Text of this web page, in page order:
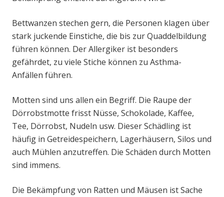
Bettwanzen stechen gern, die Personen klagen über
stark juckende Einstiche, die bis zur Quaddelbildung
führen können. Der Allergiker ist besonders
gefährdet, zu viele Stiche können zu Asthma-
Anfällen führen.
Motten sind uns allen ein Begriff. Die Raupe der
Dörrobstmotte frisst Nüsse, Schokolade, Kaffee,
Tee, Dörrobst, Nudeln usw. Dieser Schädling ist
häufig in Getreidespeichern, Lagerhäusern, Silos und
auch Mühlen anzutreffen. Die Schäden durch Motten
sind immens.
Die Bekämpfung von Ratten und Mäusen ist Sache